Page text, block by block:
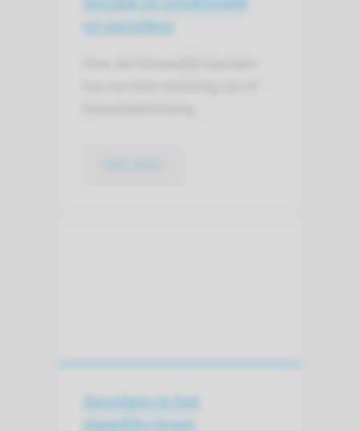
en gevolgen
Gevolgen in het
dagelijks leven